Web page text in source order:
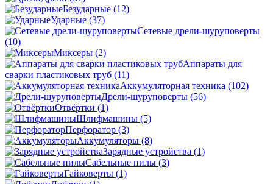
Безударные (12)
Ударные (37)
Сетевые дрели-шуруповерты
(10)
Миксеры (2)
Аппараты для
сварки пластиковых труб (11)
Аккумуляторная техника (102)
Дрели-шуруповерты (56)
Отвёртки (1)
Шлифмашины (5)
Перфоратор (3)
Аккумуляторы (8)
Зарядные устройства (1)
Сабельные пилы (3)
Гайковерты (1)